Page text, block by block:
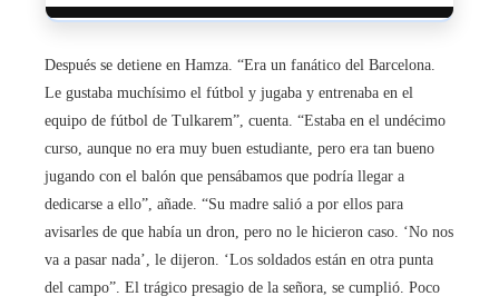
Después se detiene en Hamza. “Era un fanático del Barcelona.
Le gustaba muchísimo el fútbol y jugaba y entrenaba en el
equipo de fútbol de Tulkarem”, cuenta. “Estaba en el undécimo
curso, aunque no era muy buen estudiante, pero era tan bueno
jugando con el balón que pensábamos que podría llegar a
dedicarse a ello”, añade. “Su madre salió a por ellos para
avisarles de que había un dron, pero no le hicieron caso. ‘No nos
va a pasar nada’, le dijeron. ‘Los soldados están en otra punta
del campo”. El trágico presagio de la señora, se cumplió. Poco